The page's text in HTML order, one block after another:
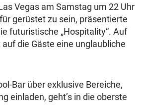
Vegas am Samstag um 22 Uhr
gerüstet zu sein, präsentierte
futuristische „Hospitality“. Auf
die Gäste eine unglaubliche
Bar über exklusive Bereiche,
einladen, geht’s in die oberste